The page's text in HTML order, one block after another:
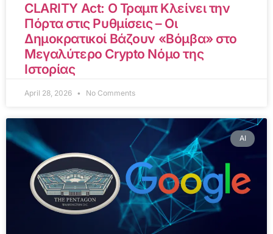
CLARITY Act: Ο Τραμπ Κλείνει την
Πόρτα στις Ρυθμίσεις – Οι
Δημοκρατικοί Βάζουν «Βόμβα» στο
Μεγαλύτερο Crypto Νόμο της
Ιστορίας
April 28, 2026 No Comments
AI